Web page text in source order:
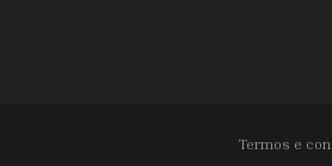
Termos e